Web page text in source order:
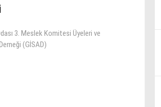
3. Meslek Komitesi Üyeleri ve
(GİSAD)